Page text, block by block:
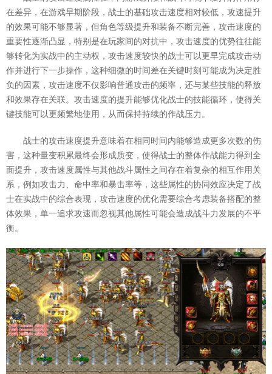
在差异，在游戏早期阶段，战士的基础攻击速度相对较低，攻速提升
的效果可能不够显著，但角色等级提升和装备不断完善，攻击速度的
重要性逐渐凸显，特别是在玩家间的对抗中，攻击速度的优势往往能
够转化为实战中的主动权，攻击速度较快的战士可以更早完成攻击动
作并进行下一步操作，这种细微的时间差在关键时刻可能成为决定胜
负的因素，攻击速度不仅影响普通攻击的频率，还与某些技能的释放
和效果存在关联。攻击速度的提升能够优化战士的技能循环，使得关
键技能可以更频繁地使用，从而保持持续的作战压力。
战士的攻击速度提升意味着在相同时间内能够造成更多次数的伤
害，这种量变积累最终会形成质变，使得战士的整体作战能力得到全
面提升，攻击速度属性与其他战斗属性之间存在着复杂的相互作用关
系，例如攻击力、命中率和暴击率等，这些属性的协同效应决定了战
士在实战中的综合表现，攻击速度的优化需要综合考虑装备搭配的整
体效果，单一追求攻速而忽视其他属性可能会造成战斗力发展的不平
衡。